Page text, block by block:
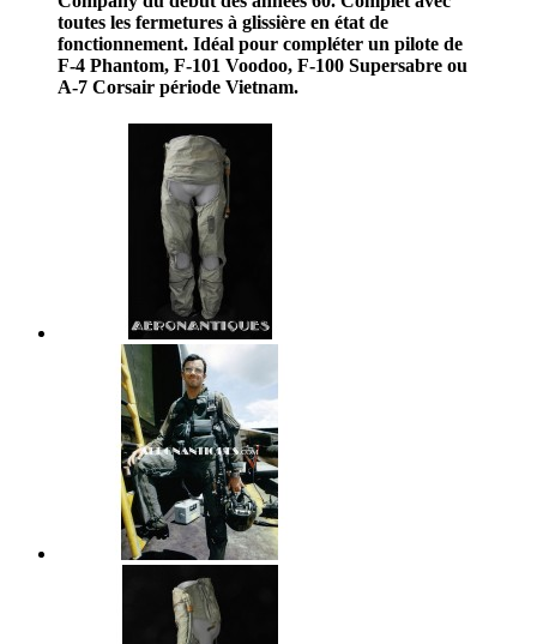
toutes les fermetures à glissière en état de
fonctionnement. Idéal pour compléter un pilote de
F-4 Phantom, F-101 Voodoo, F-100 Supersabre ou
A-7 Corsair période Vietnam.